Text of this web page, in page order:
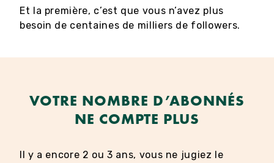
Et la première, c’est que vous n’avez plus
besoin de centaines de milliers de followers.
VOTRE NOMBRE D’ABONNÉS
NE COMPTE PLUS
Il y a encore 2 ou 3 ans, vous ne jugiez le